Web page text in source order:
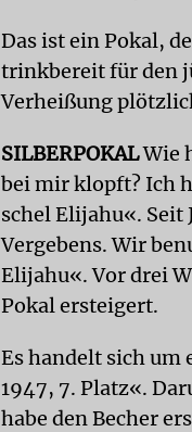
Das ist ein Pokal,
trinkbereit für den
Verheißung
SILBERPOKALWie
bei mir klopft? Ich
schel Elijahu«. Seit
Vergebens. Wir
Elijahu«. Vor drei
Pokal ersteigert.
Es handelt sich
1947, 7. Platz«.
habe den Becher